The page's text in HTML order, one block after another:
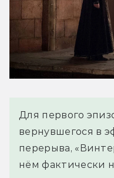
Для первого
вернувшегося в
перерыва,
нём фактически